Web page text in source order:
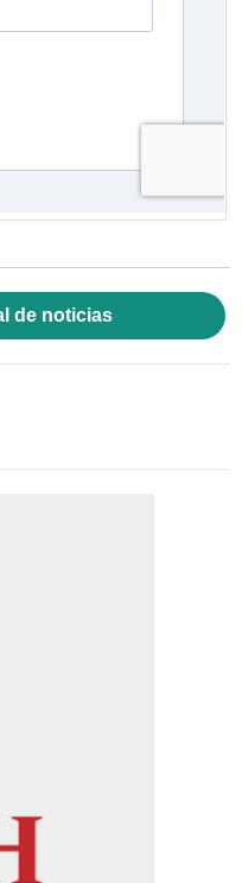
de noticias